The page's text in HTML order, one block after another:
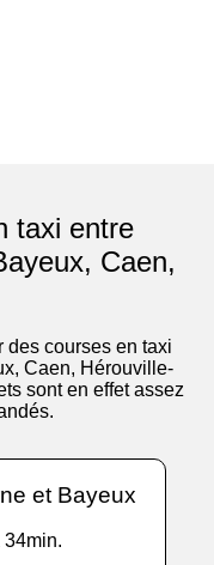
taxi entre
Caen,
des courses en taxi
Caen, Hérouville-
sont en effet assez
et Bayeux
34min.